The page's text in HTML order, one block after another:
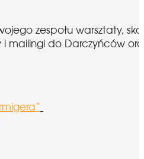
zespołu warsztaty,
i mailingi do Darczyńców